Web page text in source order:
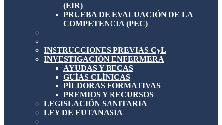
(EIR)
PRUEBA DE EVALUACIÓN DE LA
COMPETENCIA (PEC)
INSTRUCCIONES PREVIAS CyL
INVESTIGACIÓN ENFERMERA
AYUDAS Y BECAS
GUÍAS CLÍNICAS
PÍLDORAS FORMATIVAS
PREMIOS Y RECURSOS
LEGISLACIÓN SANITARIA
LEY DE EUTANASIA